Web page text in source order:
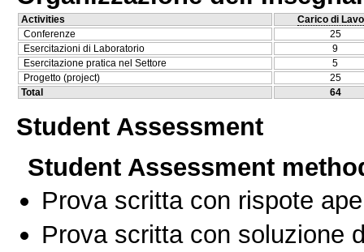
Activities
Carico di
Conferenze
25
Esercitazioni di Laboratorio
9
Esercitazione pratica nel Settore
5
Progetto (project)
25
Total
64
Student Assessment
Student Assessment
Prova scritta con rispote
Prova scritta con soluzione